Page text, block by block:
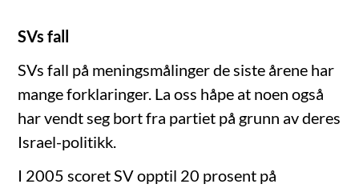
SVs fall
SVs fall på meningsmålinger de siste årene har
mange forklaringer. La oss håpe at noen også
har vendt seg bort fra partiet på grunn av deres
Israel-politikk.
I 2005 scoret SV opptil 20 prosent på